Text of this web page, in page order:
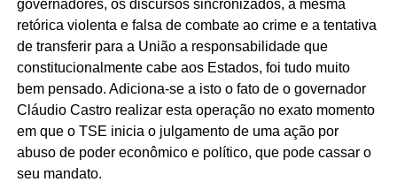
governadores, os discursos sincronizados, a mesma
retórica violenta e falsa de combate ao crime e a tentativa
de transferir para a União a responsabilidade que
constitucionalmente cabe aos Estados, foi tudo muito
bem pensado. Adiciona-se a isto o fato de o governador
Cláudio Castro realizar esta operação no exato momento
em que o TSE inicia o julgamento de uma ação por
abuso de poder econômico e político, que pode cassar o
seu mandato.